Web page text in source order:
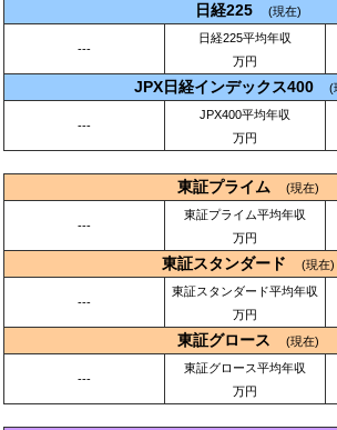
日経225 (現在)
---
日経225平均年収
万円
JPX日経インデックス400 (
---
JPX400平均年収
万円
東証プライム (現在)
---
東証プライム平均年収
万円
東証スタンダード (現在)
---
東証スタンダード平均年収
万円
東証グロース (現在)
---
東証グロース平均年収
万円